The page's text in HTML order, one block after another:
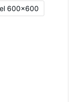
600x600